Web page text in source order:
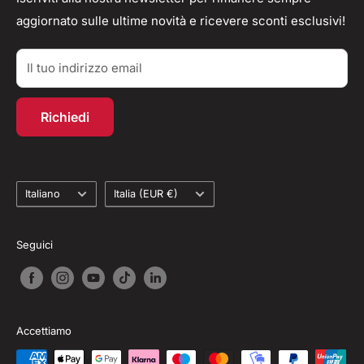
Parlano di Noi
Acquisti TAX-FREE
Resi/Rimborsi
Contatti
Account personale
Programma fedeltà
Recesso dal contratto
aggiornato sulle ultime novità e ricevere sconti esclusivi!
Il tuo indirizzo email
Richiedi
Lingua
Italiano Paese
Italia (EUR €)
Seguici
Accettiamo